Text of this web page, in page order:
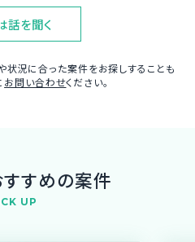
話を聞く
状況に合った案件をお探しすることも
お問い合わせください。
すめの案件
UP